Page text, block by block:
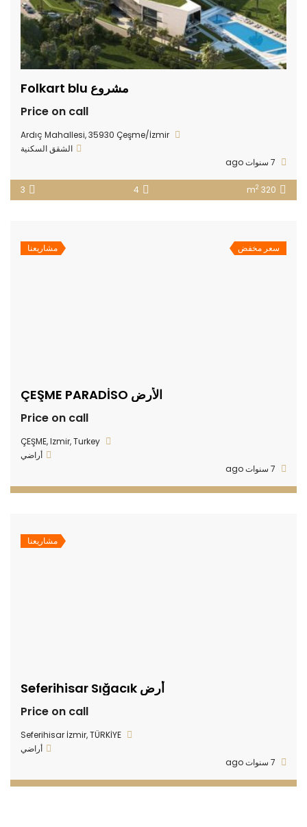
مشروع Folkart blu
Price on call
Ardıç Mahallesi, 35930 Çeşme/İzmir
الشقق السكنية
320 m
2
4
3
سعر مخفض مشاريعنا
الأرض ÇEŞME PARADİSO
Price on call
ÇEŞME, Izmir, Turkey
أراضي
مشاريعنا
أرض Seferihisar Sığacık
Price on call
Seferihisar İzmir, TÜRKİYE
أراضي